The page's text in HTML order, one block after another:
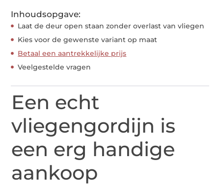
Inhoudsopgave:
Laat de deur open staan zonder overlast van vliegen
Kies voor de gewenste variant op maat
Betaal een aantrekkelijke prijs
Veelgestelde vragen
Een echt
vliegengordijn is
een erg handige
aankoop